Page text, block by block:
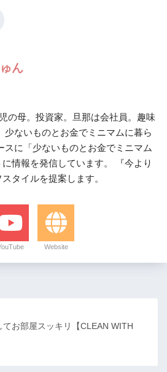
ん
の母。投資家。旦那は会社員。趣味
少ないものとお金でミニマムに暮ら
スに「少ないものとお金でミニマム
情報を発信しています。 『今より
タイルを提案します。
Website
てお部屋スッキリ【CLEAN WITH